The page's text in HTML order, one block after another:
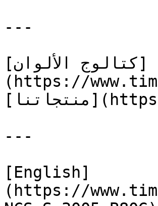
---
[كتالوج الألوان]
(https://
[منتجاتنا](https://www.timepaints.com/ar/products)
---
[English]
(https://